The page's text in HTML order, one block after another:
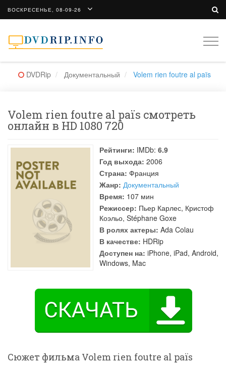
ВОСКРЕСЕНЬЕ, 08-09-26
DVDRip Документальный Volem rien foutre al païs
Volem rien foutre al païs смотреть
онлайн в HD 1080 720
Рейтинги: IMDb: 6.9
Год выхода: 2006
Страна: Франция
Жанр: Документальный
Время: 107 мин
Режиссер: Пьер Карлес, Кристоф
Коэльо, Stéphane Goxe
В ролях актеры: Ada Colau
В качестве: HDRip
Доступен на: iPhone, iPad, Android,
Windows, Mac
Сюжет фильма Volem rien foutre al païs